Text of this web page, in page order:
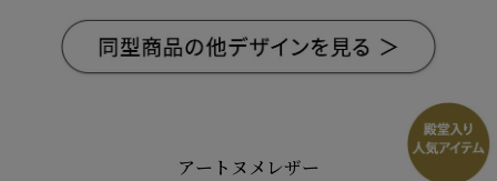
アートヌメレザー